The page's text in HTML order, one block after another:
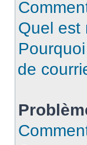
Quel est
de